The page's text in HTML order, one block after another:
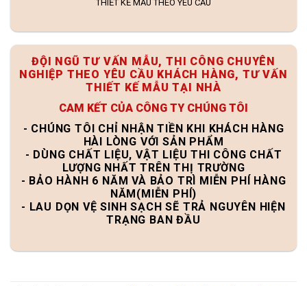
THIẾT KẾ MẪU THEO YÊU CẦU
ĐỘI NGŨ TƯ VẤN MẪU, THI CÔNG CHUYÊN
NGHIỆP THEO YÊU CẦU KHÁCH HÀNG, TƯ VẤN
THIẾT KẾ MẪU TẠI NHÀ
CAM KẾT CỦA CÔNG TY CHÚNG TÔI
- CHÚNG TÔI CHỈ NHẬN TIỀN KHI KHÁCH HÀNG
HÀI LÒNG VỚI SẢN PHẨM
- DÙNG CHẤT LIỆU, VẬT LIỆU THI CÔNG CHẤT
LƯỢNG NHẤT TRÊN THỊ TRƯỜNG
- BẢO HÀNH 6 NĂM VÀ BẢO TRÌ MIỄN PHÍ HÀNG
NĂM(MIỄN PHÍ)
- LAU DỌN VỆ SINH SẠCH SẼ TRẢ NGUYÊN HIỆN
TRẠNG BAN ĐẦU